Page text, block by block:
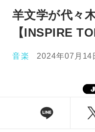
羊文学が代々
【INSPIRE
音楽 2024年07月14